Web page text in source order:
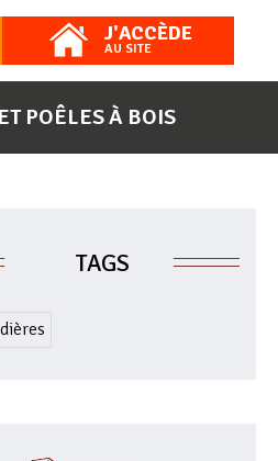
J'ACCÈDE
AU SITE
POÊLES À BOIS
TAGS